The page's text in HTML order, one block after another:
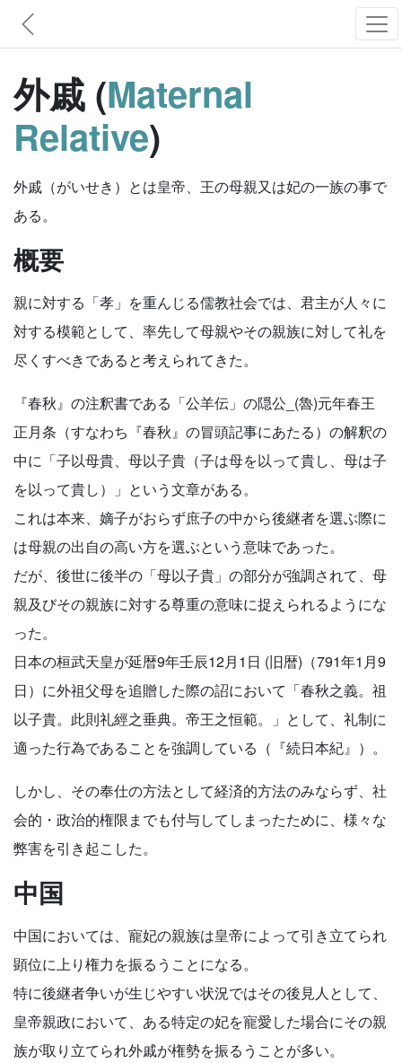
外戚 (Maternal
Relative)
外戚（がいせき）とは皇帝、王の母親又は妃の一族の事で
ある。
概要
親に対する「孝」を重んじる儒教社会では、君主が人々に
対する模範として、率先して母親やその親族に対して礼を
尽くすべきであると考えられてきた。
『春秋』の注釈書である「公羊伝」の隠公_(魯)元年春王
正月条（すなわち『春秋』の冒頭記事にあたる）の解釈の
中に「子以母貴、母以子貴（子は母を以って貴し、母は子
を以って貴し）」という文章がある。
これは本来、嫡子がおらず庶子の中から後継者を選ぶ際に
は母親の出自の高い方を選ぶという意味であった。
だが、後世に後半の「母以子貴」の部分が強調されて、母
親及びその親族に対する尊重の意味に捉えられるようにな
った。
日本の桓武天皇が延暦9年壬辰12月1日 (旧暦)（791年1月9
日）に外祖父母を追贈した際の詔において「春秋之義。祖
以子貴。此則礼經之垂典。帝王之恒範。」として、礼制に
適った行為であることを強調している（『続日本紀』）。
しかし、その奉仕の方法として経済的方法のみならず、社
会的・政治的権限までも付与してしまったために、様々な
弊害を引き起こした。
中国
中国においては、寵妃の親族は皇帝によって引き立てられ
顕位に上り権力を振るうことになる。
特に後継者争いが生じやすい状況ではその後見人として、
皇帝親政において、ある特定の妃を寵愛した場合にその親
族が取り立てられ外戚が権勢を振るうことが多い。